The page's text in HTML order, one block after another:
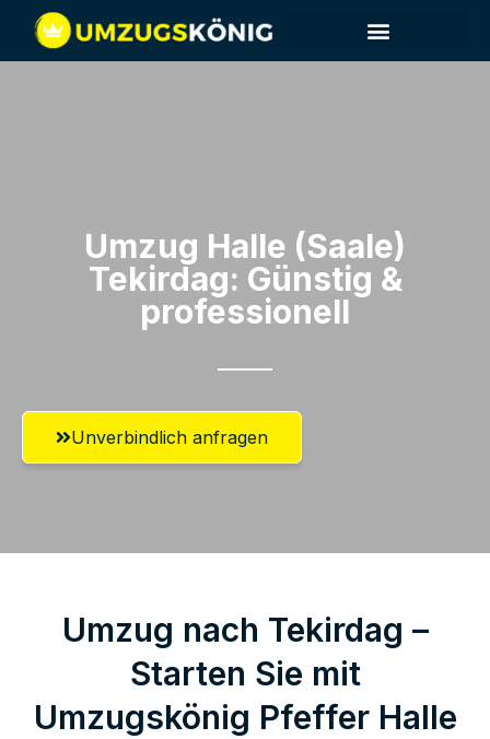
Umzug Halle (Saale)​
Tekirdag: Günstig &
professionell​
Unverbindlich anfragen
Umzug nach Tekirdag –
Starten Sie mit
Umzugskönig Pfeffer Halle